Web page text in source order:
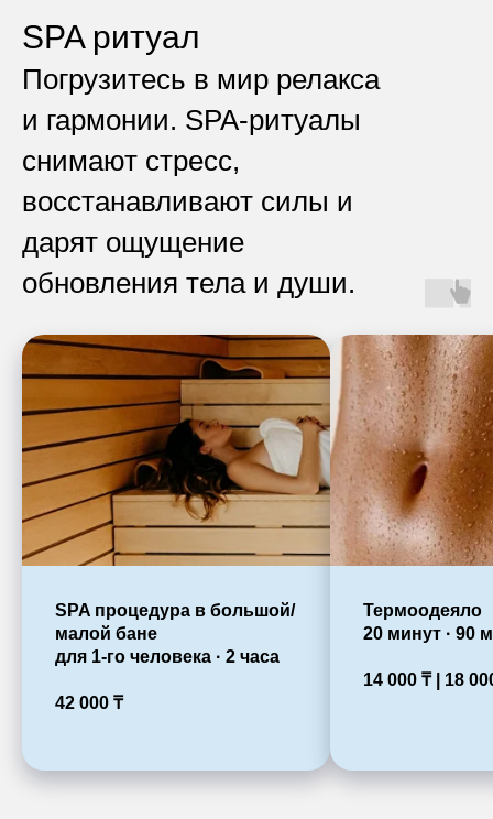
SPA ритуал
Погрузитесь в мир релакса
и гармонии. SPA-ритуалы
снимают стресс,
восстанавливают силы и
дарят ощущение
обновления тела и души.
SPA процедура в большой/
малой бане
для 1-го человека · 2 часа
42 000 ₸
Термоодеяло
20 минут · 90
14 000 ₸ | 18